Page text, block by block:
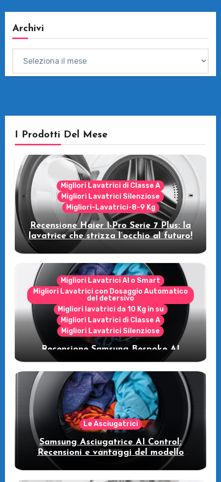
Archivi
I Prodotti Del Mese
Migliori Lavatrici di Classe A
Migliori Lavatrici Silenziose
Migliori-Lavatrici-8-9 Kg
Recensione Haier I-Pro Serie 7 Plus: la
lavatrice che strizza l’occhio al futuro!
Migliori Lavatrici AI o Smart
Migliori Lavatrici con Dosaggio Automatico
del detersivo
Migliori lavatrici da 10 Kg in su
Migliori Lavatrici di Classe A
Migliori Lavatrici Silenziose
Recensione Samsung Bespoke AI
WW11DB7B94GE/U3: la lavatrice
intelligente che fa risparmiare
Le Asciugatrici
Samsung Asciugatrice AI Control:
Recensioni e vantaggi del modello